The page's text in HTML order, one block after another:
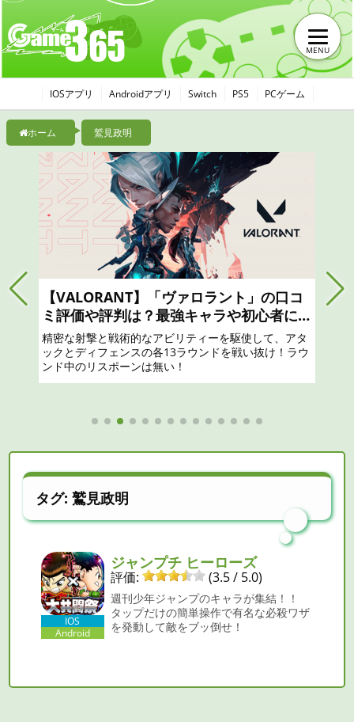
MENU
IOSアプリ Androidアプリ Switch PS5 PCゲーム
ホーム 鷲見政明
【モンハンナウ】モンスターハンターNo
wは面白い？つまらない？おすすめのガチ
ャは？最強リセマラのやり方と序盤攻略、
口コミ、レビュー評価、評判
リアル狩猟解禁！ 「モンスターハンター」の世界から
現実世界に突如現れたモンスターたちに立ち向かえ！
凝縮されたモンスターハンター体験を！一狩りいこう
タグ:鷲見政明
IOS
Android
ジャンプチ ヒーローズ
評価: (3.5 / 5.0)
週刊少年ジャンプのキャラが集結！！
タップだけの簡単操作で有名な必殺ワザ
を発動して敵をブッ倒せ！